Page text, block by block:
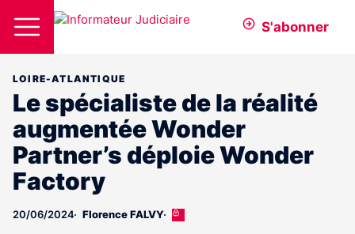
S'abonner
LOIRE-ATLANTIQUE
Le spécialiste de la réalité
augmentée Wonder
Partner’s déploie Wonder
Factory
20/06/2024 Florence FALVY
Cet